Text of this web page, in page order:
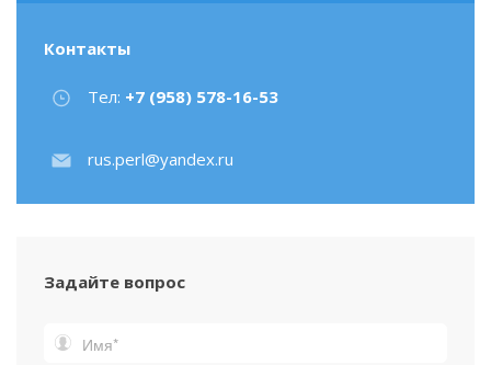
Контакты
Тел: +7 (958) 578-16-53
rus.perl@yandex.ru
Задайте вопрос